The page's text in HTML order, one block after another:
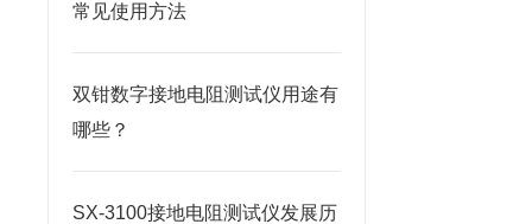
常见使用方法
双钳数字接地电阻测试仪用途有
哪些？
SX-3100接地电阻测试仪发展历